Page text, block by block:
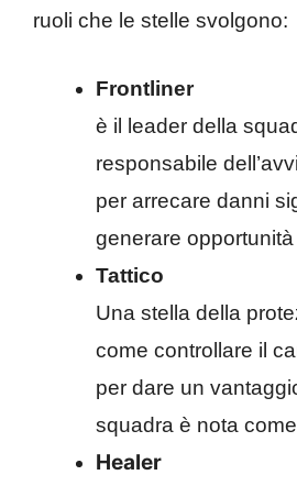
ruoli che le stelle svolgono:
Frontliner
è il leader della
responsabile
per arrecare danni
generare
Tattico
Una stella della
come controllare il
per dare un
squadra è nota
Healer